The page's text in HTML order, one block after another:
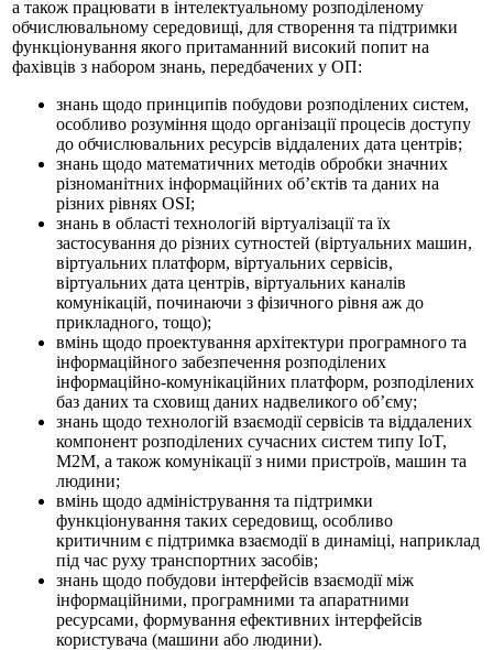
а також працювати в інтелектуальному розподіленому
обчислювальному середовищі, для створення та підтримки
функціонування якого притаманний високий попит на
фахівців з набором знань, передбачених у ОП:
знань щодо принципів побудови розподілених систем,
особливо розуміння щодо організації процесів доступу
до обчислювальних ресурсів віддалених дата центрів;
знань щодо математичних методів обробки значних
різноманітних інформаційних об’єктів та даних на
різних рівнях OSI;
знань в області технологій віртуалізації та їх
застосування до різних сутностей (віртуальних машин,
віртуальних платформ, віртуальних сервісів,
віртуальних дата центрів, віртуальних каналів
комунікацій, починаючи з фізичного рівня аж до
прикладного, тощо);
вмінь щодо проектування архітектури програмного та
інформаційного забезпечення розподілених
інформаційно-комунікаційних платформ, розподілених
баз даних та сховищ даних надвеликого об’єму;
знань щодо технологій взаємодії сервісів та віддалених
компонент розподілених сучасних систем типу IoT,
M2M, а також комунікації з ними пристроїв, машин та
людини;
вмінь щодо адміністрування та підтримки
функціонування таких середовищ, особливо
критичним є підтримка взаємодії в динаміці, наприклад
під час руху транспортних засобів;
знань щодо побудови інтерфейсів взаємодії між
інформаційними, програмними та апаратними
ресурсами, формування ефективних інтерфейсів
користувача (машини або людини).